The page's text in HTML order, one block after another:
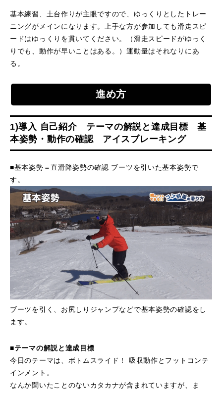
Movie
無料プレゼント動画
プレゼント Present
常時メルマガ
お問合せ 特定商取引法に基づく表記 プライバシーポリシー 会社
基本練習、土台作りが主眼ですので、ゆっくりとしたトレー
ニングがメインになります。上手な方が参加しても滑走スピ
ードはゆっくりを貫いてください。（滑走スピードがゆっく
りでも、動作が早いことはある。）運動量はそれなりにあ
る。
進め方
1)導入 自己紹介 テーマの解説と達成目標 基
本姿勢・動作の確認 アイスブレーキング
■基本姿勢＝直滑降姿勢の確認 ブーツを引いた基本姿勢で
す。
ブーツを引く、お尻しりジャンプなどで基本姿勢の確認をし
ます。
■テーマの解説と達成目標
今日のテーマは、ボトムスライド！ 吸収動作とフットコンテ
インメント。
なんか聞いたことのないカタカナが含まれていますが、ま